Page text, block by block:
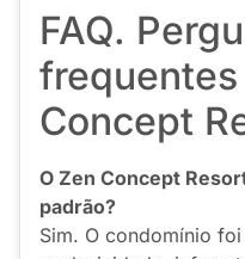
FAQ.
Concept
O Zen Concept
padrão?
Sim. O condomínio